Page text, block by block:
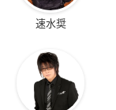
速水奨